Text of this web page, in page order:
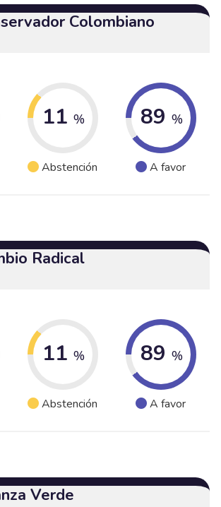
Colombiano
11 %
Abstención
89 %
A favor
Radical
11 %
Abstención
89 %
A favor
Verde